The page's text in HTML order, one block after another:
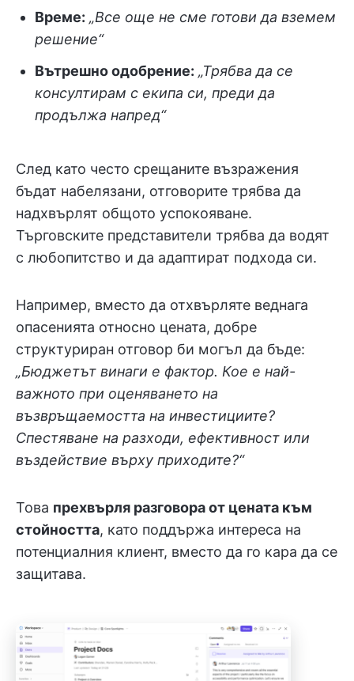
Време: „Все още не сме готови да вземем
решение“
Вътрешно одобрение: „Трябва да се
консултирам с екипа си, преди да
продължа напред“
След като често срещаните възражения
бъдат набелязани, отговорите трябва да
надхвърлят общото успокояване.
Търговските представители трябва да водят
с любопитство и да адаптират подхода си.
Например, вместо да отхвърляте веднага
опасенията относно цената, добре
структуриран отговор би могъл да бъде:
„Бюджетът винаги е фактор. Кое е най-
важното при оценяването на
възвръщаемостта на инвестициите?
Спестяване на разходи, ефективност или
въздействие върху приходите?“
Това прехвърля разговора от цената към
стойността, като поддържа интереса на
потенциалния клиент, вместо да го кара да се
защитава.